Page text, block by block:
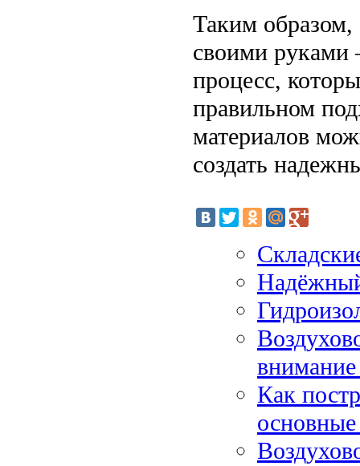
Таким образом,
своими руками
процесс,
правильном
материалов
создать
Как